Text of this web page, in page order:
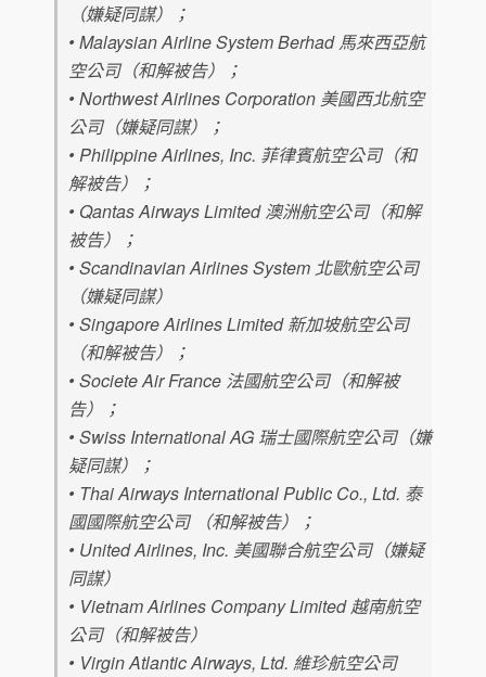
（嫌疑同謀）；
• Malaysian Airline System Berhad 馬來西亞航
空公司（和解被告）；
• Northwest Airlines Corporation 美國西北航空
公司（嫌疑同謀）；
• Philippine Airlines, Inc. 菲律賓航空公司（和
解被告）；
• Qantas Airways Limited 澳洲航空公司（和解
被告）；
• Scandinavian Airlines System 北歐航空公司
（嫌疑同謀）
• Singapore Airlines Limited 新加坡航空公司
（和解被告）；
• Societe Air France 法國航空公司（和解被
告）；
• Swiss International AG 瑞士國際航空公司（嫌
疑同謀）；
• Thai Airways International Public Co., Ltd. 泰
國國際航空公司 （和解被告）；
• United Airlines, Inc. 美國聯合航空公司（嫌疑
同謀）
• Vietnam Airlines Company Limited 越南航空
公司（和解被告）
• Virgin Atlantic Airways, Ltd. 維珍航空公司